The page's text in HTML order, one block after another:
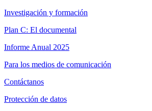
Investigación y formación
Plan C: El documental
Informe Anual 2025
Para los medios de comunicación
Contáctanos
Protección de datos